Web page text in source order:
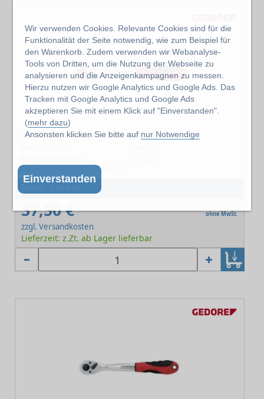
Wir verwenden Cookies. Relevante Cookies sind für die
Funktionalität der Seite notwendig, wie zum Beispiel für
den Warenkorb. Zudem verwenden wir Webanalyse-
Tools von Dritten, um die Nutzung der Webseite zu
analysieren und die Anzeigenkampagnen zu messen.
Hierzu nutzen wir Google Analytics und Google Ads. Das
Tracken mit Google Analytics und Google Ads
akzeptieren Sie mit einem Klick auf "Einverstanden".
(mehr dazu)
Ansonsten klicken Sie bitte auf nur Notwendige
Einverstanden
2K-Umschaltknarre 3/8 Zoll R50000027
Artikel-Nr.: GEDRED3300224
37,50 € ohne MwSt.
zzgl. Versandkosten
Lieferzeit: z.Zt. ab Lager lieferbar